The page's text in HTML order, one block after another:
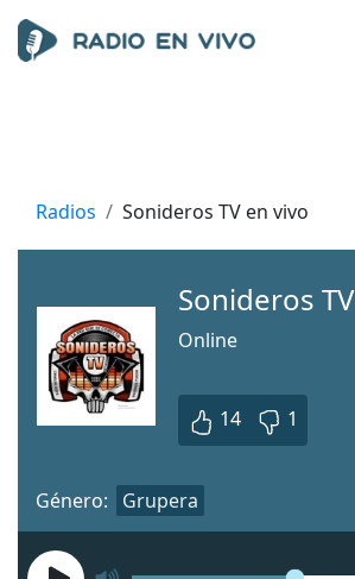
Radios Sonideros TV en vivo
Sonideros TV
Online
14 1
Género: Grupera